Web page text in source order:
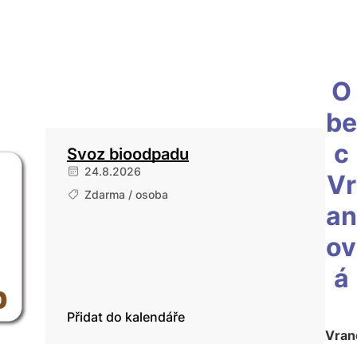
Svoz bioodpadu
24.8.2026
Zdarma / osoba
Přidat do kalendáře
O
be
c
Vr
an
ov
á